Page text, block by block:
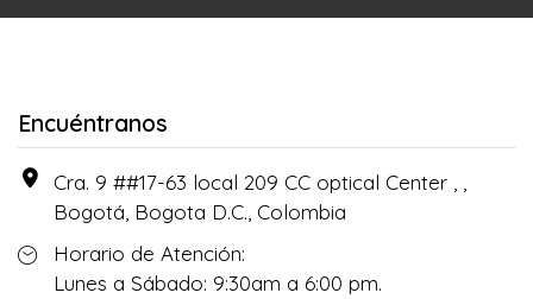
Encuéntranos
Cra. 9 ##17-63 local 209 CC optical Center , ,
Bogotá, Bogota D.C., Colombia
Horario de Atención:
Lunes a Sábado: 9:30am a 6:00 pm.